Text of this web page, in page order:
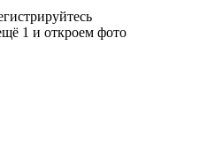
1 и откроем фото